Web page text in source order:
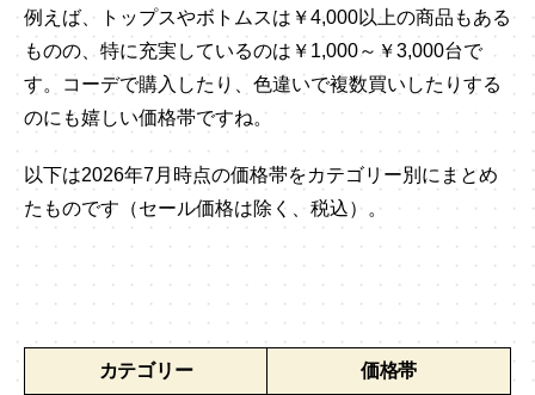
例えば、トップスやボトムスは￥4,000以上の商品もある
ものの、特に充実しているのは￥1,000～￥3,000台で
す。コーデで購入したり、色違いで複数買いしたりする
のにも嬉しい価格帯ですね。
以下は2026年7月時点の価格帯をカテゴリー別にまとめ
たものです（セール価格は除く、税込）。
カテゴリー 価格帯